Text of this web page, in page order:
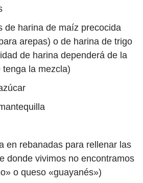
de harina de maíz precocida
arepas) o de harina de trigo
de harina dependerá de la
la mezcla)
en rebanadas para rellenar las
donde vivimos no encontramos
o queso «guayanés»)